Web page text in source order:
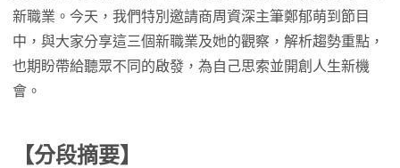
新職業。今天，我們特別邀請商周資深主筆鄭郁萌到節目
中，與大家分享這三個新職業及她的觀察，解析趨勢重點，
也期盼帶給聽眾不同的啟發，為自己思索並開創人生新機
會。
【分段摘要】